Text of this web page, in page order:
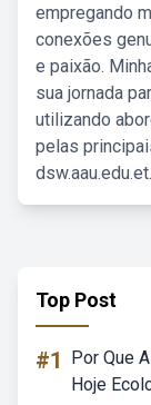
empregando
conexões
e paixão.
sua jornada
utilizando
pelas
dsw.aau.edu.et.
Top Post
#1
Por Que
Hoje